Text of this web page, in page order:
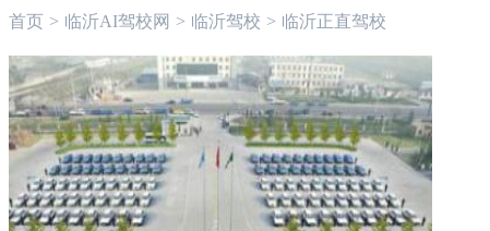
首页 > 临沂AI驾校网 > 临沂驾校 > 临沂正直驾校